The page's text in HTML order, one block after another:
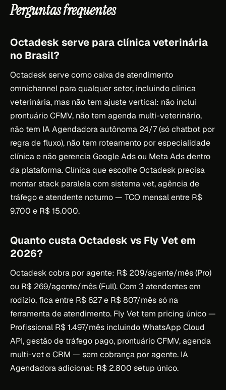
Perguntas frequentes
Octadesk serve para clínica veterinária
no Brasil?
Octadesk serve como caixa de atendimento
omnichannel para qualquer setor, incluindo clínica
veterinária, mas não tem ajuste vertical: não inclui
prontuário CFMV, não tem agenda multi-veterinário,
não tem IA Agendadora autônoma 24/7 (só chatbot por
regra de fluxo), não tem roteamento por especialidade
clínica e não gerencia Google Ads ou Meta Ads dentro
da plataforma. Clínica que escolhe Octadesk precisa
montar stack paralela com sistema vet, agência de
tráfego e atendente noturno — TCO mensal entre R$
9.700 e R$ 15.000.
Quanto custa Octadesk vs Fly Vet em
2026?
Octadesk cobra por agente: R$ 209/agente/mês (Pro)
ou R$ 269/agente/mês (Full). Com 3 atendentes em
rodízio, fica entre R$ 627 e R$ 807/mês só na
ferramenta de atendimento. Fly Vet tem pricing único —
Profissional R$ 1.497/mês incluindo WhatsApp Cloud
API, gestão de tráfego pago, prontuário CFMV, agenda
multi-vet e CRM — sem cobrança por agente. IA
Agendadora adicional: R$ 2.800 setup único.